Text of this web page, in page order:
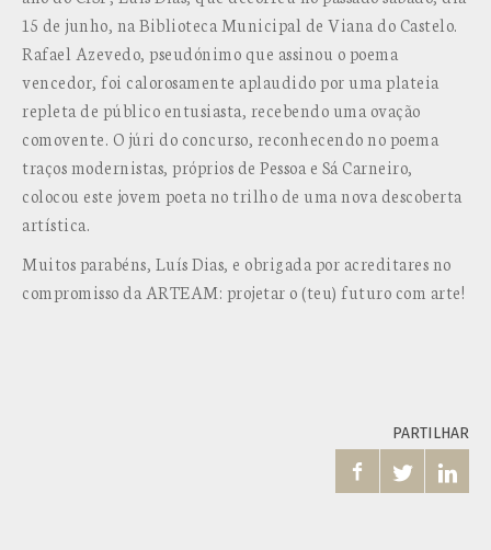
15 de junho, na Biblioteca Municipal de Viana do Castelo.
Rafael Azevedo, pseudónimo que assinou o poema
vencedor, foi calorosamente aplaudido por uma plateia
repleta de público entusiasta, recebendo uma ovação
comovente. O júri do concurso, reconhecendo no poema
traços modernistas, próprios de Pessoa e Sá Carneiro,
colocou este jovem poeta no trilho de uma nova descoberta
artística.
Muitos parabéns, Luís Dias, e obrigada por acreditares no
compromisso da ARTEAM: projetar o (teu) futuro com arte!
PARTILHAR
  